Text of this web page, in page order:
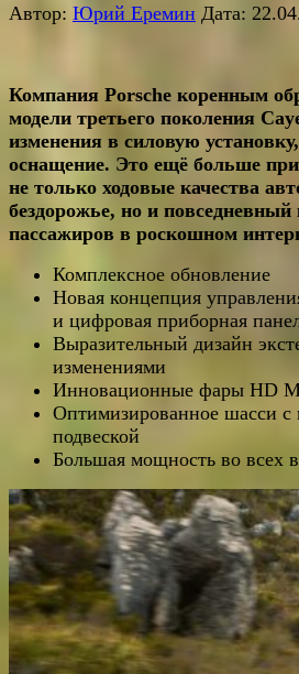
Автор: Юрий Еремин Дата:
Компания Porsche коренным
модели третьего поколения
изменения в силовую
оснащение. Это ещё больше
не только ходовые качества
бездорожье, но и
пассажиров в роскошном
Комплексное обновление
Новая концепция
и цифровая приборная
Выразительный дизайн
изменениями
Инновационные фары HD
Оптимизированное шасси с
подвеской
Большая мощность во всех